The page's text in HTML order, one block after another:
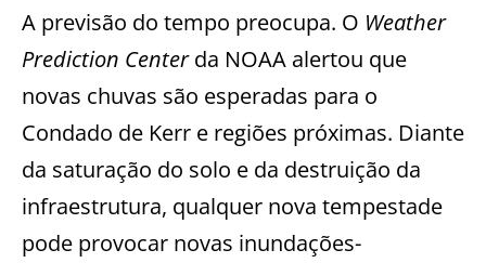
A previsão do tempo preocupa. O Weather
Prediction Centerda NOAA alertou que
novas chuvas são esperadas para o
Condado de Kerr e regiões próximas. Diante
da saturação do solo e da destruição da
infraestrutura, qualquer nova tempestade
pode provocar novas inundações-